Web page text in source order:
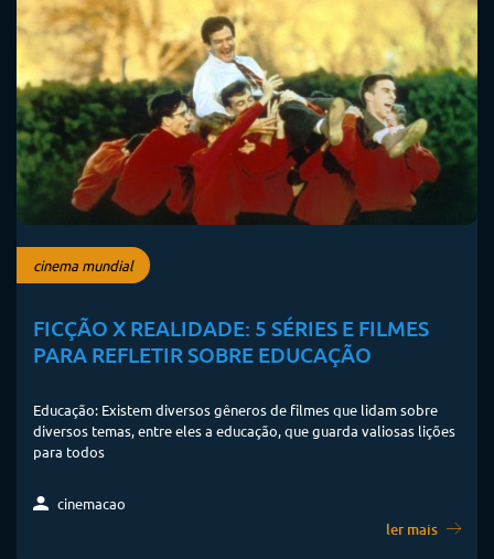
cinema mundial
FICÇÃO X REALIDADE: 5 SÉRIES E FILMES
PARA REFLETIR SOBRE EDUCAÇÃO
Educação: Existem diversos gêneros de filmes que lidam sobre
diversos temas, entre eles a educação, que guarda valiosas lições
para todos
cinemacao
ler mais